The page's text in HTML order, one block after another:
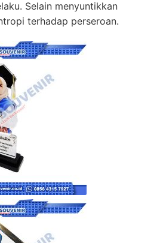
Selain menyuntikkan
terhadap perseroan.